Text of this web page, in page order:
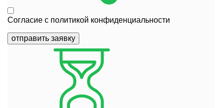
Согласие с политикой конфиденциальности
отправить заявку